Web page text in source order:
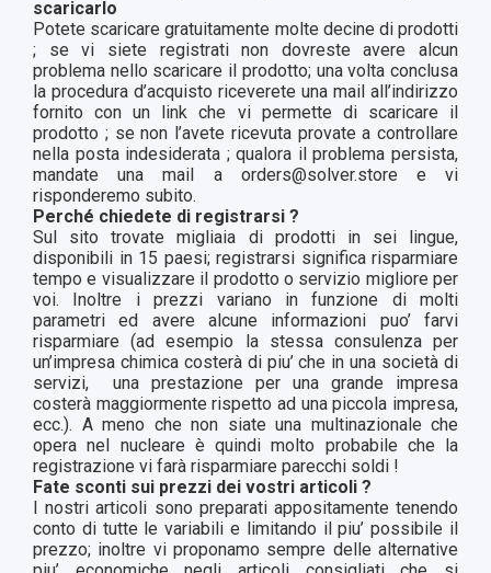
scaricarlo
Potete scaricare gratuitamente molte decine di prodotti
; se vi siete registrati non dovreste avere alcun
problema nello scaricare il prodotto; una volta conclusa
la procedura d’acquisto riceverete una mail all’indirizzo
fornito con un link che vi permette di scaricare il
prodotto ; se non l’avete ricevuta provate a controllare
nella posta indesiderata ; qualora il problema persista,
mandate una mail a orders@solver.store e vi
risponderemo subito.
Perché chiedete di registrarsi ?
Sul sito trovate migliaia di prodotti in sei lingue,
disponibili in 15 paesi; registrarsi significa risparmiare
tempo e visualizzare il prodotto o servizio migliore per
voi. Inoltre i prezzi variano in funzione di molti
parametri ed avere alcune informazioni puo’ farvi
risparmiare (ad esempio la stessa consulenza per
un’impresa chimica costerà di piu’ che in una società di
servizi,
una prestazione per una grande impresa
costerà maggiormente rispetto ad una piccola impresa,
ecc.). A meno che non siate una multinazionale che
opera nel nucleare è quindi molto probabile che la
registrazione vi farà risparmiare parecchi soldi !
Fate sconti sui prezzi dei vostri articoli ?
I nostri articoli sono preparati appositamente tenendo
conto di tutte le variabili e limitando il piu’ possibile il
prezzo; inoltre vi proponamo sempre delle alternative